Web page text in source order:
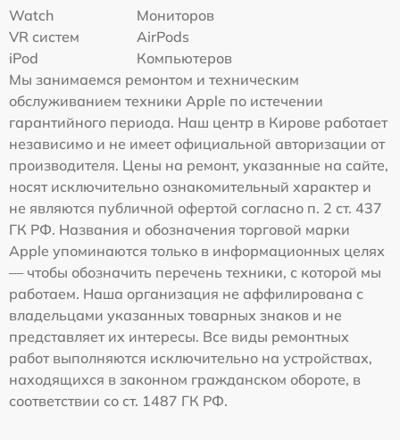
Watch
Мониторов
VR систем
AirPods
iPod
Компьютеров
Мы занимаемся ремонтом и техническим
обслуживанием техники Apple по истечении
гарантийного периода. Наш центр в Кирове работает
независимо и не имеет официальной авторизации от
производителя. Цены на ремонт, указанные на сайте,
носят исключительно ознакомительный характер и
не являются публичной офертой согласно п. 2 ст. 437
ГК РФ. Названия и обозначения торговой марки
Apple упоминаются только в информационных целях
— чтобы обозначить перечень техники, с которой мы
работаем. Наша организация не аффилирована с
владельцами указанных товарных знаков и не
представляет их интересы. Все виды ремонтных
работ выполняются исключительно на устройствах,
находящихся в законном гражданском обороте, в
соответствии со ст. 1487 ГК РФ.